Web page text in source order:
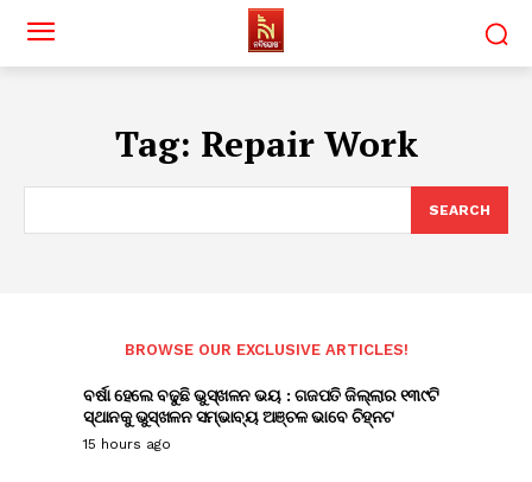
Tag: Repair Work
SEARCH
BROWSE OUR EXCLUSIVE ARTICLES!
ବର୍ଷା ହେଲେ ବଢୁଛି ଭୁସ୍ଖଳନ ଭୟ : ଗଜପତି ଜିଲ୍ଲାର ୧୩୯ଟି
ସ୍ଥାନକୁ ଭୁସ୍ଖଳନ ସମ୍ଭାବ୍ୟ ଅଞ୍ଚଳ ଭାବେ ଚିହ୍ନଟ
15 hours ago